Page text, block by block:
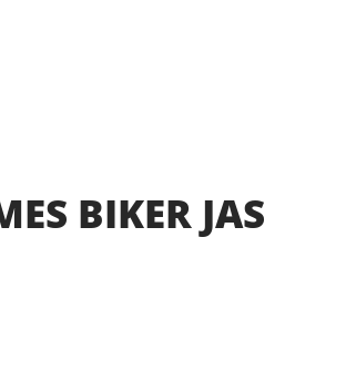
BIKER JAS